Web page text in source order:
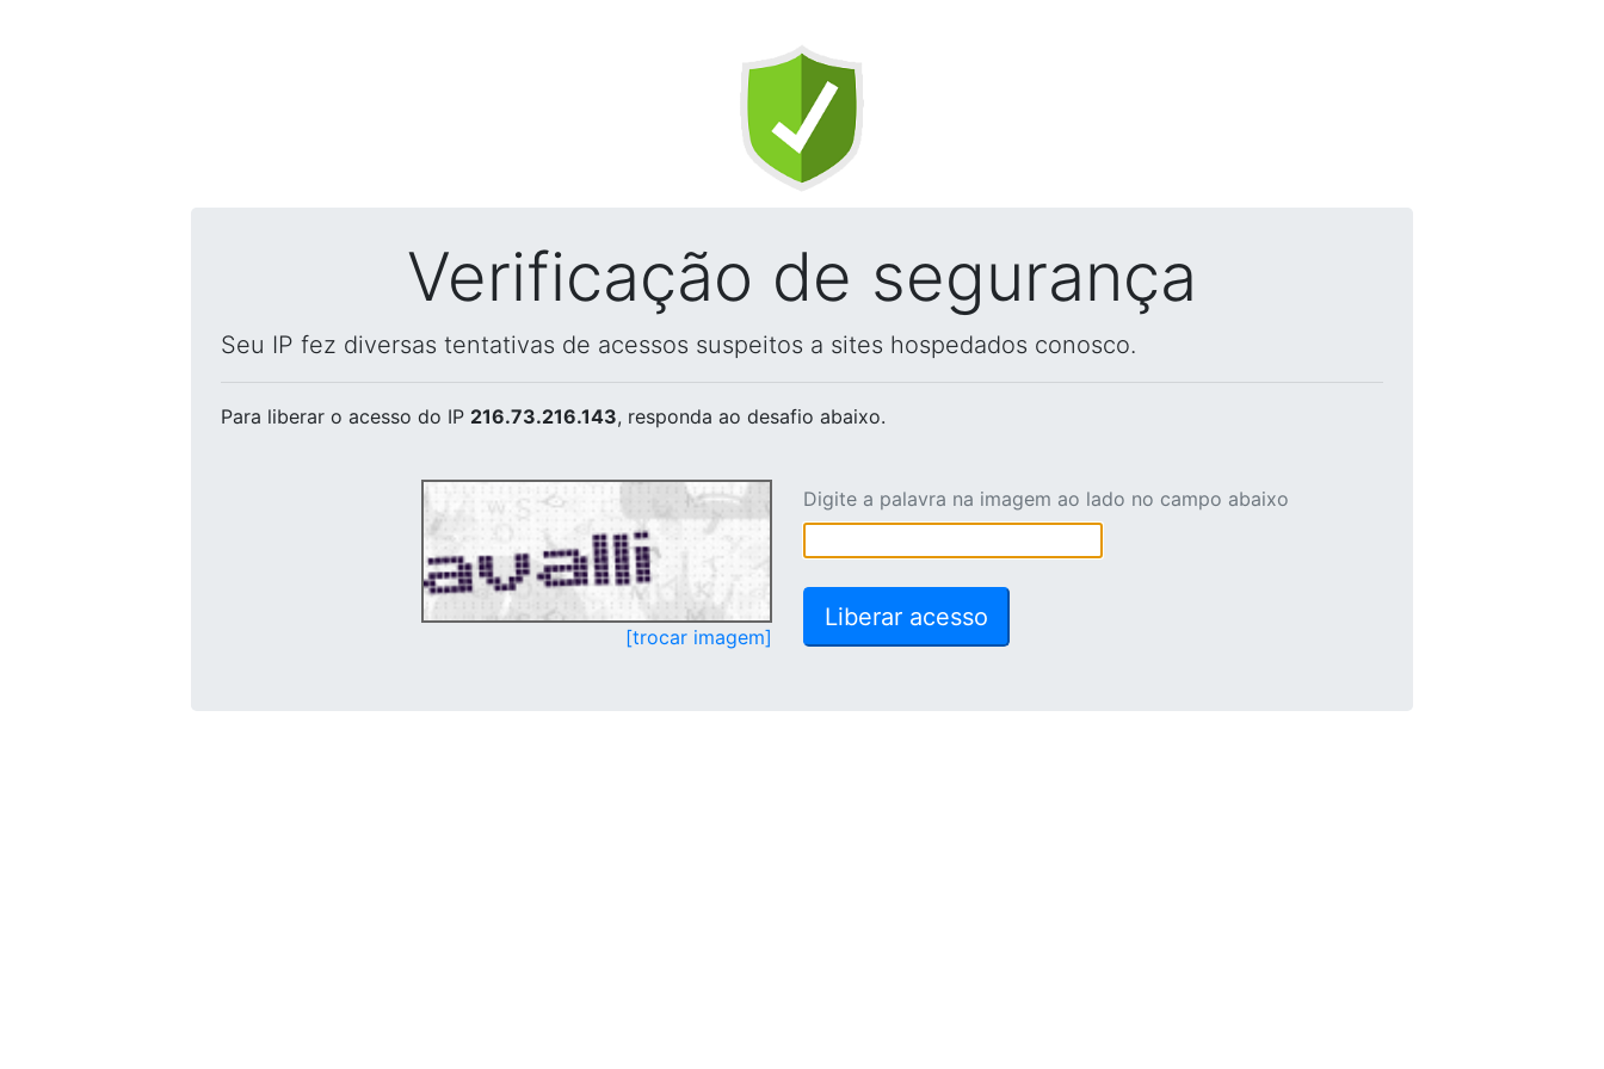
Verificação de segurança
Seu IP fez diversas tentativas de acessos suspeitos a sites hospedados conosco.
Para liberar o acesso do IP 216.73.216.143, responda ao desafio abaixo.
[trocar imagem]
Digite a palavra na imagem ao lado no campo abaixo